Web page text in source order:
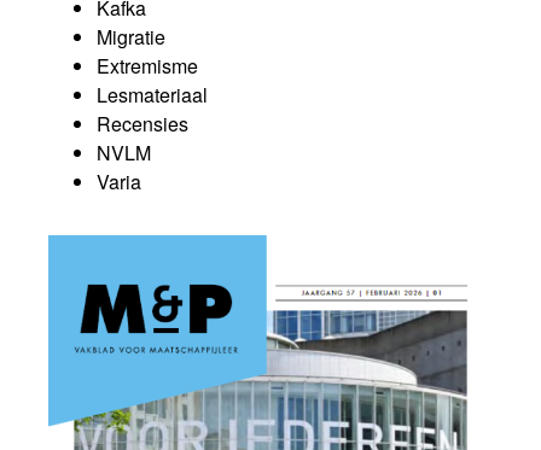
Kafka
Migratie
Extremisme
Lesmateriaal
Recensies
NVLM
Varia